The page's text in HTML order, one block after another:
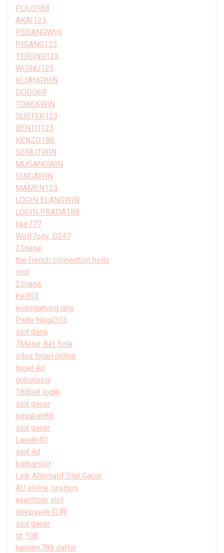
POLO188
AKAI123
PEDANGWIN
PISANG123
TERONG123
WISNU123
KIJANGWIN
DODO69
TOKEKWIN
SUSTER123
BENTO123
KENZO188
SEMUTWIN
MUSANGWIN
SINGAWIN
MAMEN123
LOGIN ELANGWIN
LOGIN PRADA188
tajir777
Wolf7pay, D247
23naga
the french connection hello
slot
23naga
kw303
evosgaming qris
Paito Naga303
slot dana
7Meter Bet Bola
situs togel online
togel 4d
gobetasia
188bet login
slot gacor
pasukan88
slot gacor
Lawak4D
slot 4d
barbarslot
Link Alternatif Slot Gacor
AU online casinos
ayamtoto slot
deepseek官网
slot gacor
gt 108
hantam789 daftar